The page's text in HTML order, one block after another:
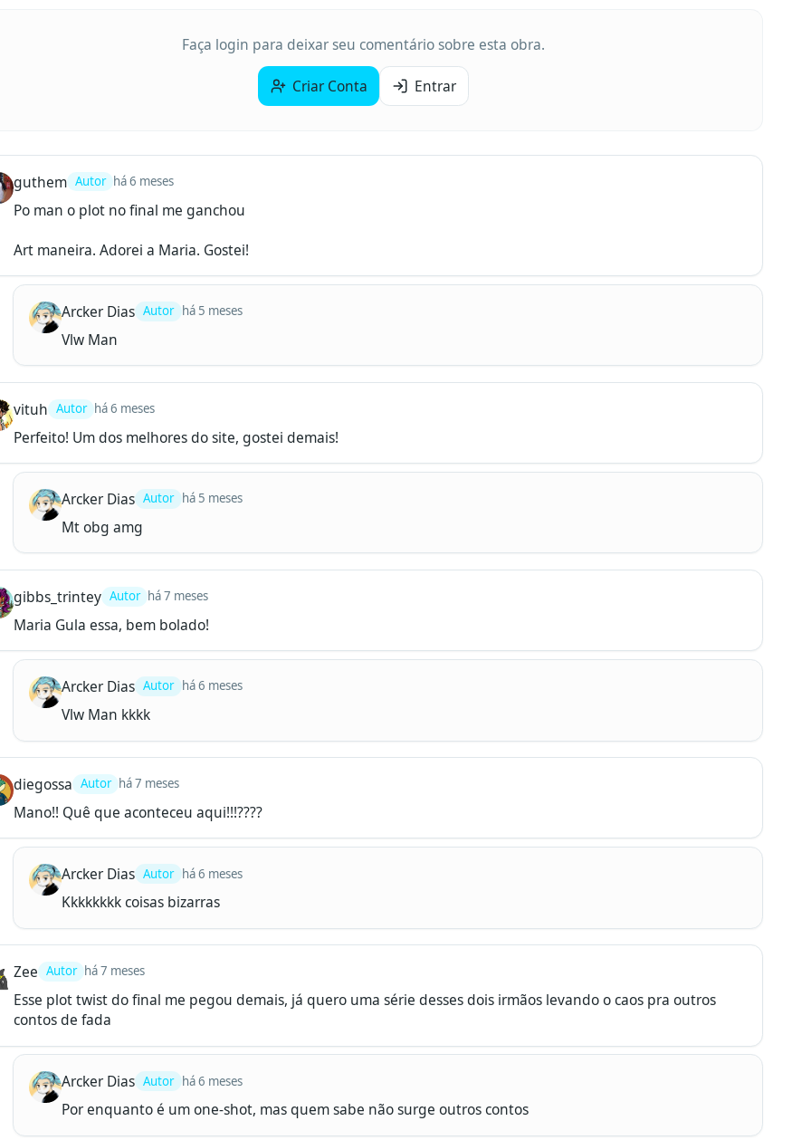
Faça login para deixar seu comentário sobre esta obra.
Criar Conta Entrar
guthem Autor há 6 meses
Po man o plot no final me ganchou
Art maneira. Adorei a Maria. Gostei!
Arcker Dias Autor há 5 meses
Vlw Man
vituh Autor há 6 meses
Perfeito! Um dos melhores do site, gostei demais!
Arcker Dias Autor há 5 meses
Mt obg amg
gibbs_trintey Autor há 7 meses
Maria Gula essa, bem bolado!
Arcker Dias Autor há 6 meses
Vlw Man kkkk
diegossa Autor há 7 meses
Mano!! Quê que aconteceu aqui!!!????
Arcker Dias Autor há 6 meses
Kkkkkkkk coisas bizarras
Zee Autor há 7 meses
Esse plot twist do final me pegou demais, já quero uma série desses dois irmãos levando o caos pra outros
contos de fada
Arcker Dias Autor há 6 meses
Por enquanto é um one-shot, mas quem sabe não surge outros contos